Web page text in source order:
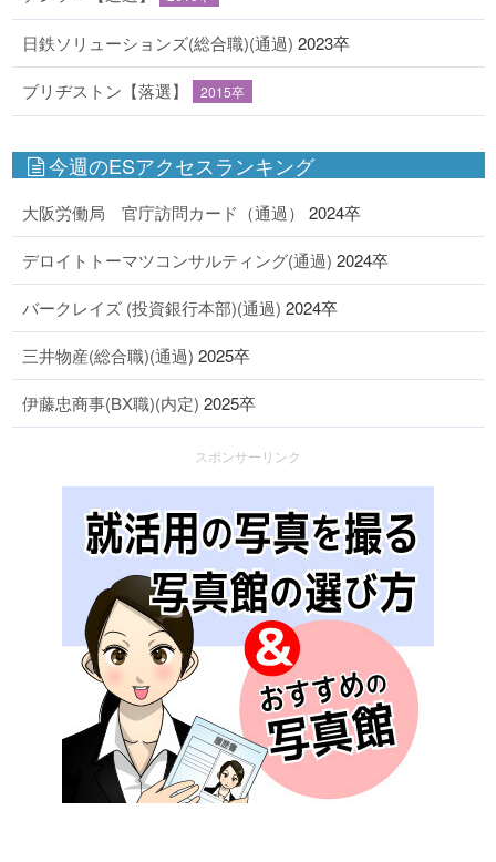
日鉄ソリューションズ(総合職)(通過) 2023卒
ブリヂストン【落選】 2015卒
今週のESアクセスランキング
大阪労働局 官庁訪問カード（通過） 2024卒
デロイトトーマツコンサルティング(通過) 2024卒
バークレイズ (投資銀行本部)(通過) 2024卒
三井物産(総合職)(通過) 2025卒
伊藤忠商事(BX職)(内定) 2025卒
スポンサーリンク